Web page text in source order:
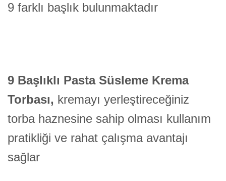
9 farklı başlık bulunmaktadır
9 Başlıklı Pasta Süsleme Krema
Torbası, kremayı yerleştireceğiniz
torba haznesine sahip olması kullanım
pratikliği ve rahat çalışma avantajı
sağlar